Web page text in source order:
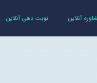
آنلاین نوبت دهی آنلاین